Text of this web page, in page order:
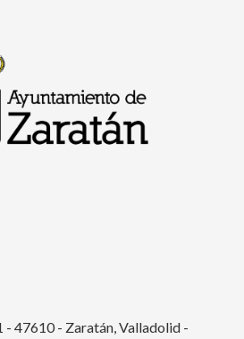
- 47610 - Zaratán, Valladolid -